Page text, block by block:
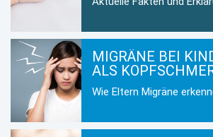
MIGRÄNE BEI
ALS
Wie Eltern Migräne